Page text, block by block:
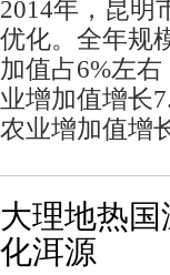
2014年，昆明
优化。全年规
加值占6%左
业增加值增长
农业增加值增
大理地热
化洱源